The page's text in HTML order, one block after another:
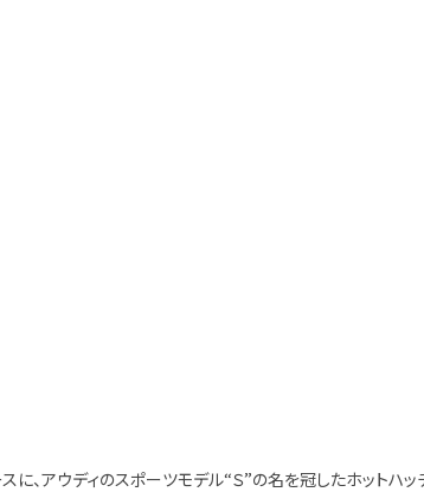
に、アウディのスポーツモデル“Ｓ”の名を冠したホットハッ